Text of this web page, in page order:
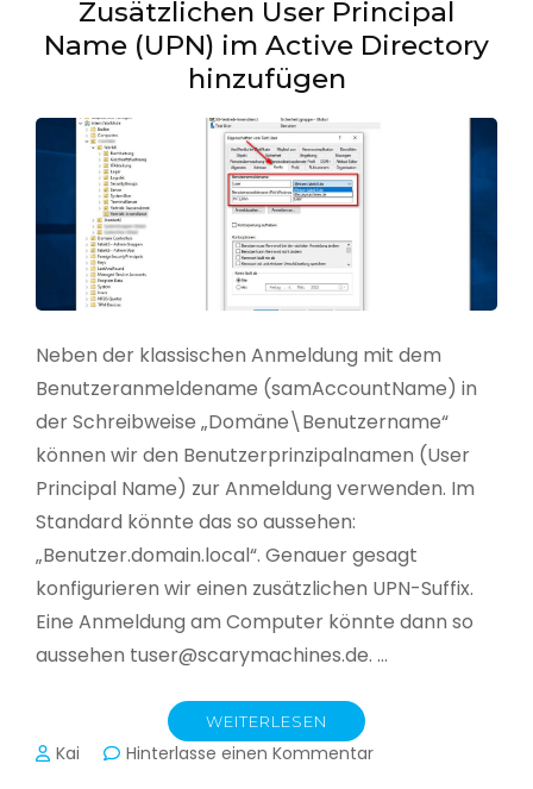
Zusätzlichen User Principal
Name (UPN) im Active Directory
hinzufügen
Neben der klassischen Anmeldung mit dem
Benutzeranmeldename (samAccountName) in
der Schreibweise „Domäne\Benutzername“
können wir den Benutzerprinzipalnamen (User
Principal Name) zur Anmeldung verwenden. Im
Standard könnte das so aussehen:
„Benutzer.domain.local“. Genauer gesagt
konfigurieren wir einen zusätzlichen UPN-Suffix.
Eine Anmeldung am Computer könnte dann so
aussehen tuser@scarymachines.de. …
WEITERLESEN
Kai Hinterlasse einen Kommentarzu